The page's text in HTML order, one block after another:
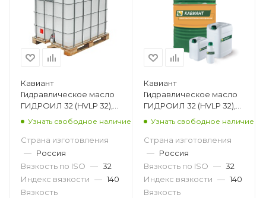
Кавиант
Гидравлическое масло
ГИДРОИЛ 32 (HVLP 32),
1000л
Узнать свободное наличие
Страна изготовления
— Россия
Вязкость по ISO — 32
Индекс вязкости — 140
Вязкость
Кавиант
Гидравлическое масло
ГИДРОИЛ 32 (HVLP 32),
205л
Узнать свободное наличие
Страна изготовления
— Россия
Вязкость по ISO — 32
Индекс вязкости — 140
Вязкость